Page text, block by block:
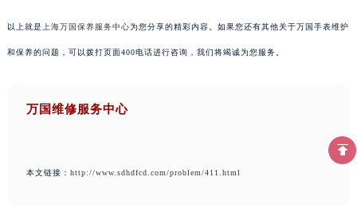
以上就是 上海万国保养服务中心为您分享的精彩内容。如果您还有其他关于万国手表维护
和保养的问题，可以拨打页面400电话进行咨询，我们将竭诚为您服务。
万国维修服务中心
本文链接： http://www.sdhdfcd.com/problem/411.html